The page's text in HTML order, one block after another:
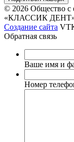
© 2026 Общество с
«КЛАССИК ДЕНТ» |
Создание сайта
Обратная связь
Ваше имя и
Номер